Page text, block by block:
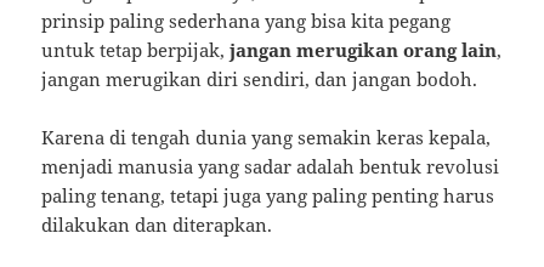
prinsip paling sederhana yang bisa kita pegang
untuk tetap berpijak,jangan merugikan orang lain,
jangan merugikan diri sendiri, dan jangan bodoh.
Karena di tengah dunia yang semakin keras kepala,
menjadi manusia yang sadar adalah bentuk revolusi
paling tenang, tetapi juga yang paling penting harus
dilakukan dan diterapkan.